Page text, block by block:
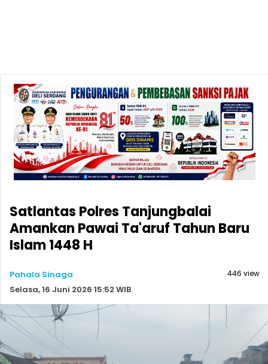
Satlantas Polres Tanjungbalai
Amankan Pawai Ta'aruf Tahun Baru
Islam 1448 H
Pahala Sinaga
Selasa, 16 Juni 2026 15:52 WIB
446 view